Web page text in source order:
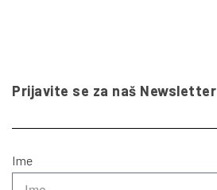
Prijavite se za naš Newsletter
Ime